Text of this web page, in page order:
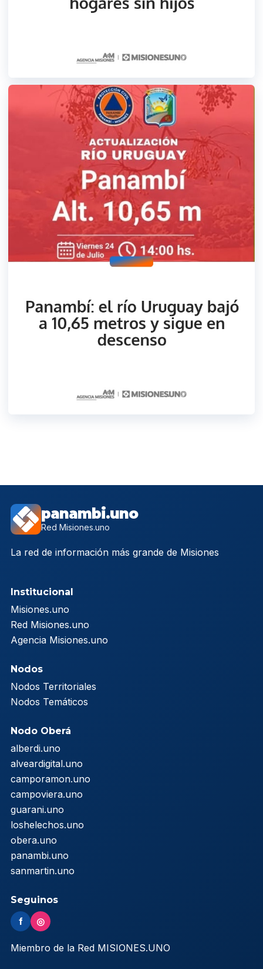
panambi.uno
Red Misiones.uno
La red de información más grande de Misiones
Institucional
Misiones.uno
Red Misiones.uno
Agencia Misiones.uno
Nodos
Nodos Territoriales
Nodos Temáticos
Nodo Oberá
alberdi.uno
alveardigital.uno
camporamon.uno
campoviera.uno
guarani.uno
loshelechos.uno
obera.uno
panambi.uno
sanmartin.uno
Seguinos
f ◎
Miembro de la Red MISIONES.UNO